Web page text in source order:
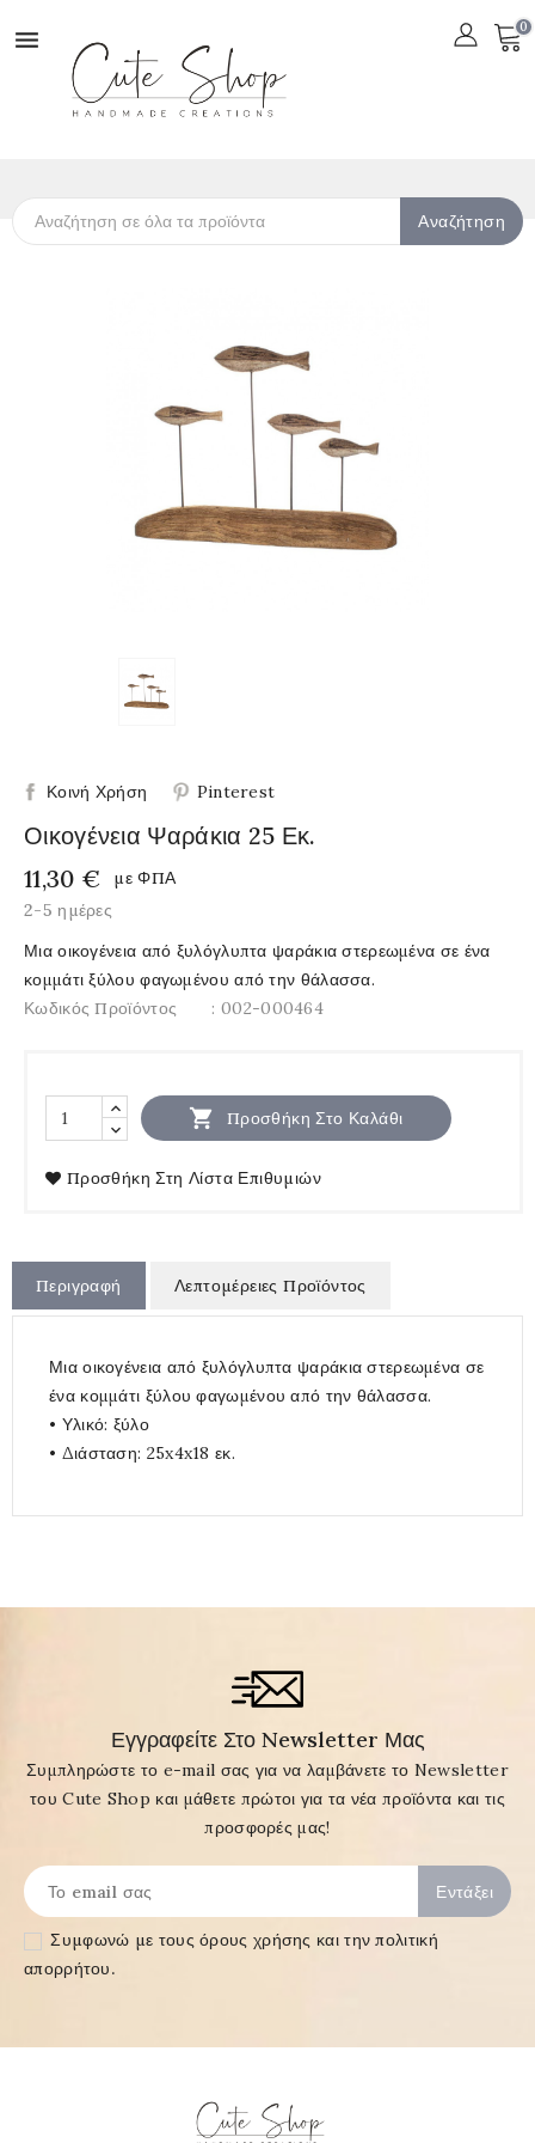
 0
Αναζήτηση
Κοινή Χρήση Pinterest
Οικογένεια Ψαράκια 25 Εκ.
11,30 €
με ΦΠΑ
2-5 ημέρες
Μια οικογένεια από ξυλόγλυπτα ψαράκια στερεωμένα σε ένα
κομμάτι ξύλου φαγωμένου από την θάλασσα.
Κωδικός Προϊόντος
: 002-000464
 Προσθήκη Στο Καλάθι
Προσθήκη Στη Λίστα Επιθυμιών
Περιγραφή Λεπτομέρειες Προϊόντος
Μια οικογένεια από ξυλόγλυπτα ψαράκια στερεωμένα σε
ένα κομμάτι ξύλου φαγωμένου από την θάλασσα.
• Υλικό: ξύλο
• Διάσταση: 25x4x18 εκ.
Εγγραφείτε Στο Newsletter Μας
Συμπληρώστε το e-mail σας για να λαμβάνετε το Newsletter
του Cute Shop και μάθετε πρώτοι για τα νέα προϊόντα και τις
προσφορές μας!
Συμφωνώ με τουςόρους χρήσης και την πολιτική
απορρήτου.